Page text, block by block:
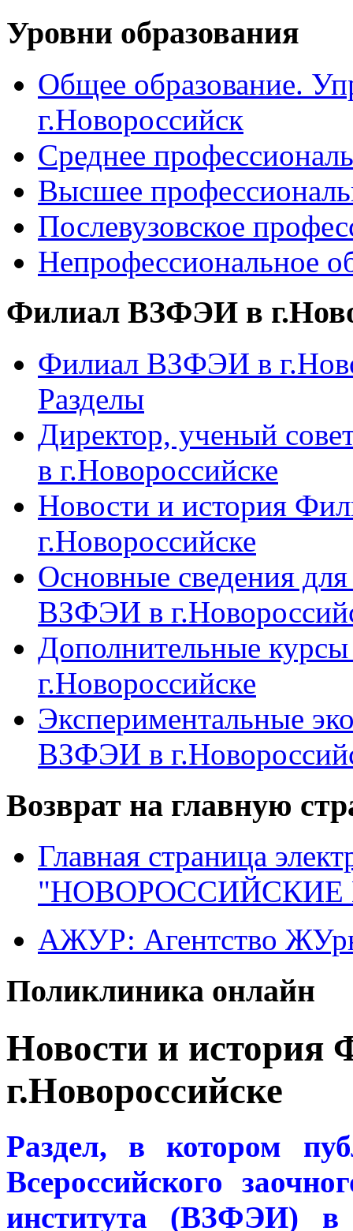
Уровни образования
Общее образование.
г.Новороссийск
Среднее
Высшее
Послевузовское
Непрофессиональное
Филиал ВЗФЭИ в
Филиал ВЗФЭИ в
Разделы
Директор, ученый
в г.Новороссийске
Новости и история
г.Новороссийске
Основные сведения
ВЗФЭИ в
Дополнительные
г.Новороссийске
Экспериментальные
ВЗФЭИ в
Возврат на главную
Главная страница
"НОВОРОССИЙСКИЕ
АЖУР: Агентство
Поликлиника онлайн
Новости и
г.Новороссийске
Раздел, в котором
Всероссийского
института (ВЗФЭИ) в